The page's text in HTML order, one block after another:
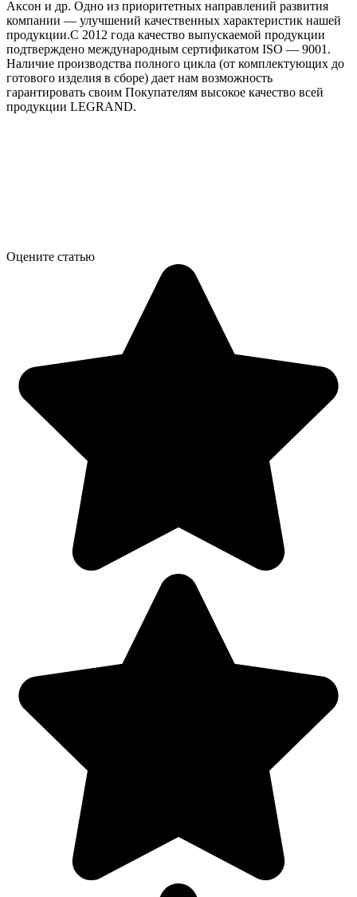
Аксон и др. Одно из приоритетных направлений развития
компании — улучшений качественных характеристик нашей
продукции.С 2012 года качество выпускаемой продукции
подтверждено международным сертификатом ISO — 9001.
Наличие производства полного цикла (от комплектующих до
готового изделия в сборе) дает нам возможность
гарантировать своим Покупателям высокое качество всей
продукции LEGRAND.
Оцените статью